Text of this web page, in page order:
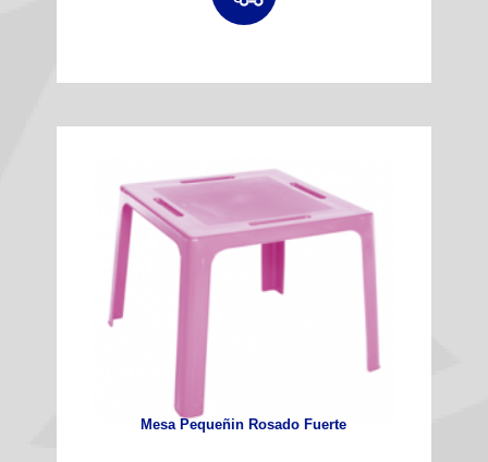
Mesa Pequeñin Rosado Fuerte